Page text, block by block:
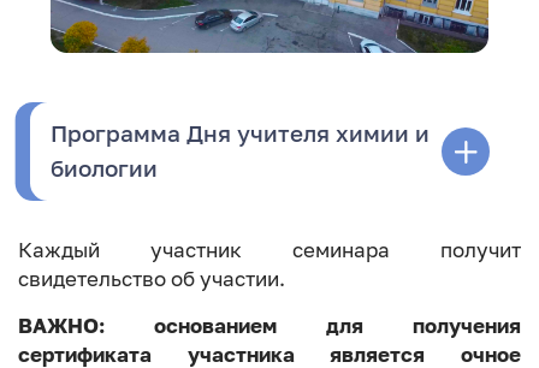
Программа Дня учителя химии и
биологии
Каждый участник семинара получит
свидетельство об участии.
ВАЖНО: основанием для получения
сертификата участника является очное